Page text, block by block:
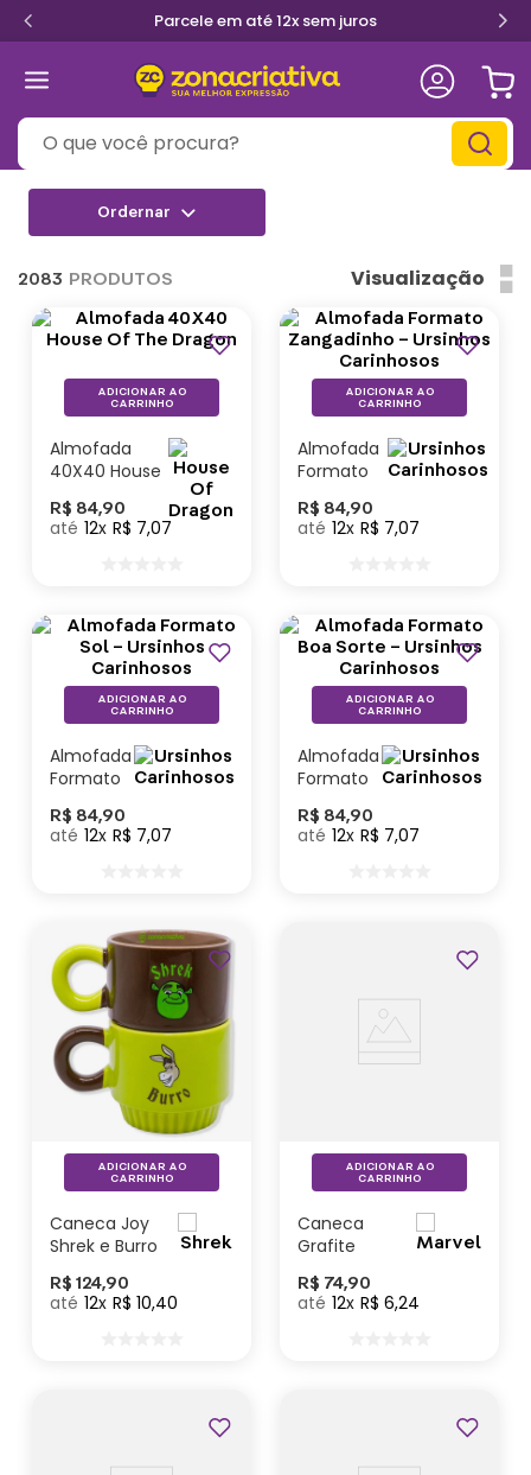
Parcele em até 12x sem juros
O que você procura?
2083 PRODUTOS Visualização
Lançamentos
Almofada
40X40 House
Dragon
R$ 84,90
12 R$ 7,07
ADICIONAR AO
CARRINHO
Almofada
Formato
– Ursinhos
Carinhosos
R$ 84,90
12 R$ 7,07
ADICIONAR AO
CARRINHO
Lançamentos
Almofada
Formato
Ursinhos
Carinhosos
R$ 84,90
12 R$ 7,07
ADICIONAR AO
CARRINHO
Almofada
Formato
– Ursinhos
Carinhosos
R$ 84,90
12 R$ 7,07
ADICIONAR AO
CARRINHO
Caneca Joy
Shrek e Burro
R$ 124,90
12 R$ 10,40
ADICIONAR AO
CARRINHO
Caneca
Grafite
Aranha –
Marvel
R$ 74,90
12 R$ 6,24
ADICIONAR AO
CARRINHO